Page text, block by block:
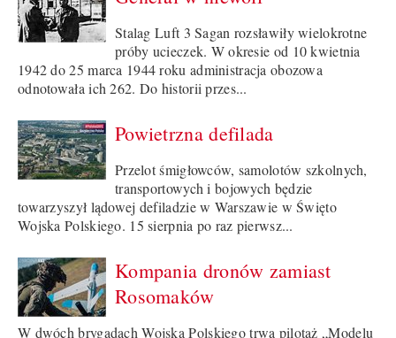
Stalag Luft 3 Sagan rozsławiły wielokrotne
próby ucieczek. W okresie od 10 kwietnia
1942 do 25 marca 1944 roku administracja obozowa
odnotowała ich 262. Do historii przes...
Powietrzna defilada
Przelot śmigłowców, samolotów szkolnych,
transportowych i bojowych będzie
towarzyszył lądowej defiladzie w Warszawie w Święto
Wojska Polskiego. 15 sierpnia po raz pierwsz...
Kompania dronów zamiast
Rosomaków
W dwóch brygadach Wojska Polskiego trwa pilotaż „Modelu